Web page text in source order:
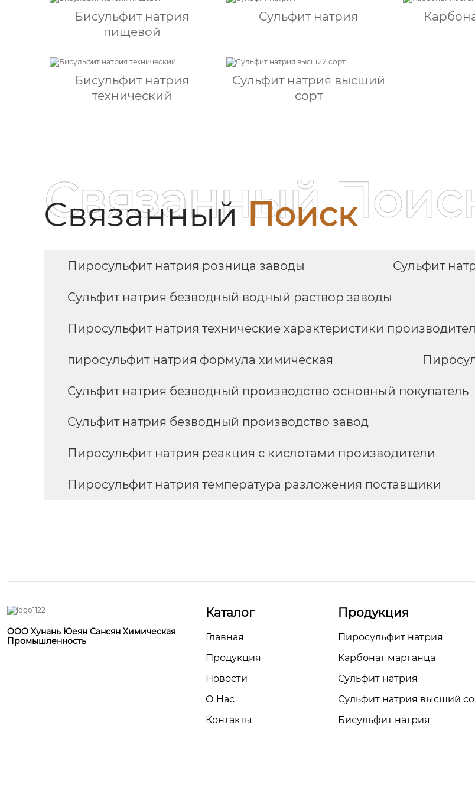
Бисульфит натрия
пищевой
Сульфит натрия
Бисульфит натрия
технический
Сульфит натрия высший
сорт
СвязанныйПоиск
Связанный
Пиросульфит натрия розница заводы Сульфит
Сульфит натрия безводный водный раствор заводы
Пиросульфит натрия технические характеристики
пиросульфит натрия формула химическая
Сульфит натрия безводный производство основный покупатель
Сульфит натрия безводный производство завод
Пиросульфит натрия реакция с кислотами производители
Пиросульфит натрия температура разложения поставщики
OOO Хунань Юеян Сансян Химическая
Промышленность
Каталог
Главная
Продукция
Новости
О Hас
Контакты
Продукция
Пиросульфит натрия
Карбонат марганца
Сульфит натрия
Сульфит натрия высший
Бисульфит натрия